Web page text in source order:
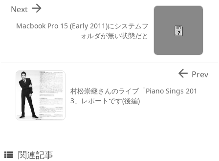
Macbook Pro 15 (Early 2011)にシステムフ
ォルダが無い状態だと

Next
村松崇継さんのライブ「Piano Sings 201
3」レポートです(後編)
 Prev
 関連記事